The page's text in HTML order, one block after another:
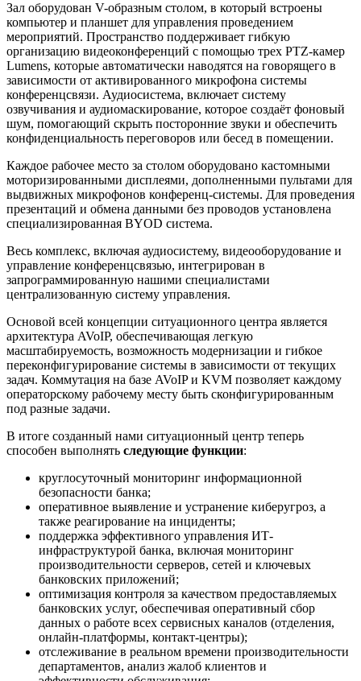
Зал оборудован V-образным столом, в который встроены
компьютер и планшет для управления проведением
мероприятий. Пространство поддерживает гибкую
организацию видеоконференций с помощью трех PTZ-камер
Lumens, которые автоматически наводятся на говорящего в
зависимости от активированного микрофона системы
конференцсвязи. Аудиосистема, включает систему
озвучивания и аудиомаскирование, которое создаёт фоновый
шум, помогающий скрыть посторонние звуки и обеспечить
конфиденциальность переговоров или бесед в помещении.
Каждое рабочее место за столом оборудовано кастомными
моторизированными дисплеями, дополненными пультами для
выдвижных микрофонов конференц-системы. Для проведения
презентаций и обмена данными без проводов установлена
специализированная BYOD система.
Весь комплекс, включая аудиосистему, видеооборудование и
управление конференцсвязью, интегрирован в
запрограммированную нашими специалистами
централизованную систему управления.
Основой всей концепции ситуационного центра является
архитектура AVoIP, обеспечивающая легкую
масштабируемость, возможность модернизации и гибкое
переконфигурирование системы в зависимости от текущих
задач. Коммутация на базе AVoIP и KVM позволяет каждому
операторскому рабочему месту быть сконфигурированным
под разные задачи.
В итоге созданный нами ситуационный центр теперь
способен выполнять следующие функции:
круглосуточный мониторинг информационной
безопасности банка;
оперативное выявление и устранение киберугроз, а
также реагирование на инциденты;
поддержка эффективного управления ИТ-
инфраструктурой банка, включая мониторинг
производительности серверов, сетей и ключевых
банковских приложений;
оптимизация контроля за качеством предоставляемых
банковских услуг, обеспечивая оперативный сбор
данных о работе всех сервисных каналов (отделения,
онлайн-платформы, контакт-центры);
отслеживание в реальном времени производительности
департаментов, анализ жалоб клиентов и